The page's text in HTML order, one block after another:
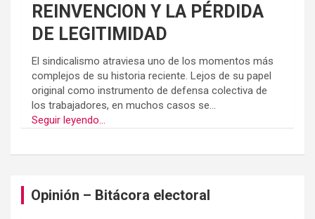
REINVENCION Y LA PÉRDIDA
DE LEGITIMIDAD
El sindicalismo atraviesa uno de los momentos más
complejos de su historia reciente. Lejos de su papel
original como instrumento de defensa colectiva de
los trabajadores, en muchos casos se...
Seguir leyendo...
Opinión – Bitácora electoral